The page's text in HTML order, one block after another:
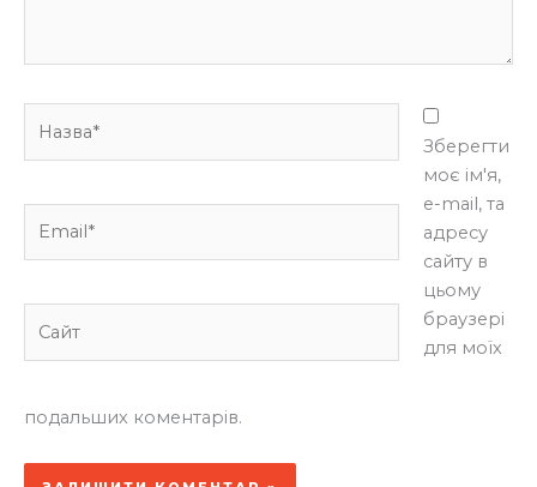
Зберегти
моє ім'я,
e-mail, та
адресу
сайту в
цьому
браузері
для моїх
подальших коментарів.